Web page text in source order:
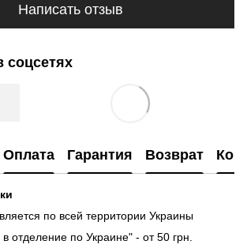
Написать отзыв
соцсетях
Оплата Гарантия Возврат
по всей территории Украины
отделение по Украине" - от 50 грн.